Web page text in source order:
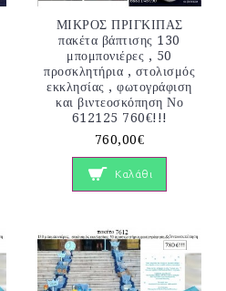
ΜΙΚΡΟΣ ΠΡΙΓΚΙΠΑΣ
πακέτα βάπτισης 130
μπομπονιέρες , 50
προσκλητήρια , στολισμός
εκκλησίας , φωτογράφιση
και βιντεοσκόπηση Νο
612125 760€!!!
760,00€
Καλάθι